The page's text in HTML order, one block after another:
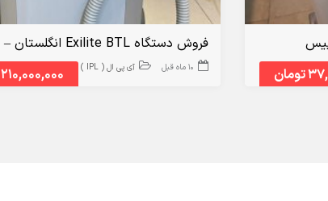
210,000,000 تومان
فروش دستگاه Exilite BTL انگلستان – IPL و LED پیشرفته برای رفع مو و جوانسازی پوست
10 ماه قبل آی پی ال ( IPL )